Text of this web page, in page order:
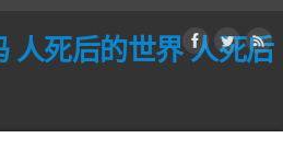
人死后的世界 人死后